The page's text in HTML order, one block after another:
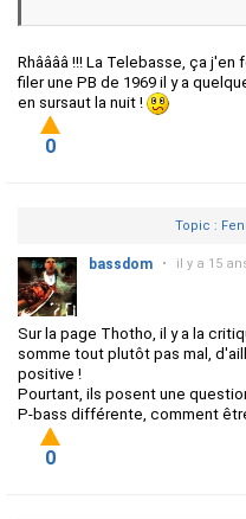
Rhââââ !!! La Telebasse, ça j'en
filer une PB de 1969 il y a
en sursaut la nuit !
0
Topic :
bassdom • il y a 15
Sur la page Thotho, il y a la
somme tout plutôt pas mal,
positive !
Pourtant, ils posent une
P-bass différente, comment
0